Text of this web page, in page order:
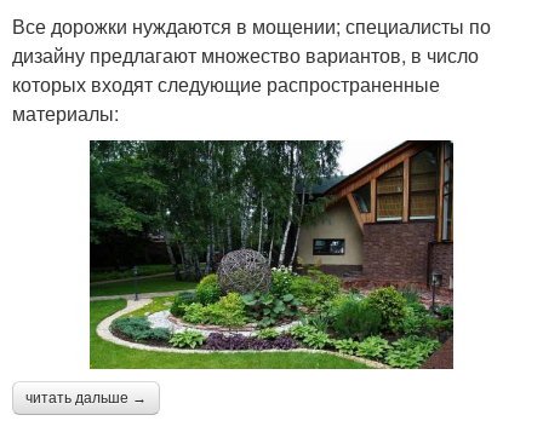
Все дорожки нуждаются в мощении; специалисты по
дизайну предлагают множество вариантов, в число
которых входят следующие распространенные
материалы:
читать дальше →